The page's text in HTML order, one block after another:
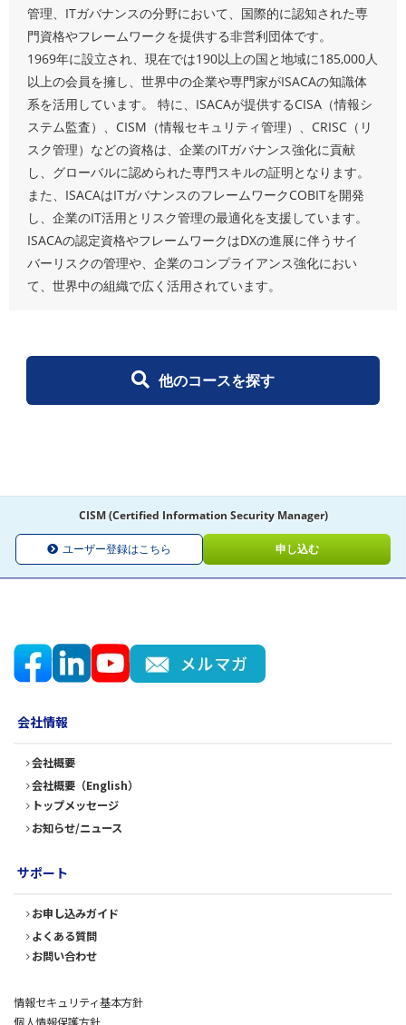
管理、ITガバナンスの分野において、国際的に認知された専
門資格やフレームワークを提供する非営利団体です。
1969年に設立され、現在では190以上の国と地域に185,000人
以上の会員を擁し、世界中の企業や専門家がISACAの知識体
系を活用しています。 特に、ISACAが提供するCISA（情報シ
ステム監査）、CISM（情報セキュリティ管理）、CRISC（リ
スク管理）などの資格は、企業のITガバナンス強化に貢献
し、グローバルに認められた専門スキルの証明となります。
また、ISACAはITガバナンスのフレームワークCOBITを開発
し、企業のIT活用とリスク管理の最適化を支援しています。
ISACAの認定資格やフレームワークはDXの進展に伴うサイ
バーリスクの管理や、企業のコンプライアンス強化におい
て、世界中の組織で広く活用されています。
他のコースを探す
CISM (Certified Information Security Manager)
ユーザー登録はこちら 申し込む
会社情報
会社概要
会社概要（English）
トップメッセージ
お知らせ/ニュース
サポート
お申し込みガイド
よくある質問
お問い合わせ
情報セキュリティ基本方針